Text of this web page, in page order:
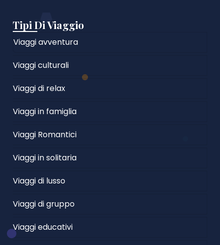
Tipi Di Viaggio
Viaggi avventura
Viaggi culturali
Viaggi di relax
Viaggi in famiglia
Viaggi Romantici
Viaggi in solitaria
Viaggi di lusso
Viaggi di gruppo
Viaggi educativi